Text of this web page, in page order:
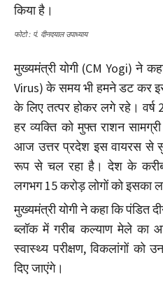
किया है।
फोटो : पं. दीनदयाल उपाध्याय
मुख्यमंत्री योगी (CM Yogi) ने
Virus) के समय भी हमने डट कर
के लिए तत्पर होकर लगे रहे। वर्ष
हर व्यक्ति को मुफ्त राशन
आज उत्तर प्रदेश इस वायरस से
रूप से चल रहा है। देश के
लगभग 15 करोड़ लोगों को इसका
मुख्यमंत्री योगी ने कहा कि पंडित
ब्लॉक में गरीब कल्याण मेले का
स्वास्थ्य परीक्षण, विकलांगों
दिए जाएंगे।